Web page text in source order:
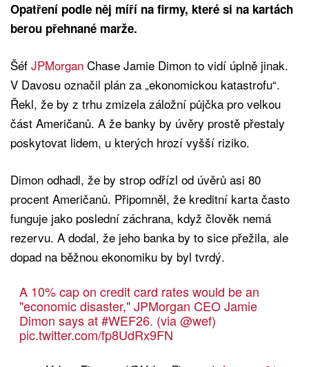
Opatření podle něj míří na firmy, které si na kartách
berou přehnané marže.
Šéf JPMorgan Chase Jamie Dimon to vidí úplně jinak.
V Davosu označil plán za „ekonomickou katastrofu“.
Řekl, že by z trhu zmizela záložní půjčka pro velkou
část Američanů. A že banky by úvěry prostě přestaly
poskytovat lidem, u kterých hrozí vyšší riziko.
Dimon odhadl, že by strop odřízl od úvěrů asi 80
procent Američanů. Připomněl, že kreditní karta často
funguje jako poslední záchrana, když člověk nemá
rezervu. A dodal, že jeho banka by to sice přežila, ale
dopad na běžnou ekonomiku by byl tvrdý.
A 10% cap on credit card rates would be an
"economic disaster," JPMorgan CEO Jamie
Dimon says at#WEF26. (via@wef)
pic.twitter.com/fp8UdRx9FN